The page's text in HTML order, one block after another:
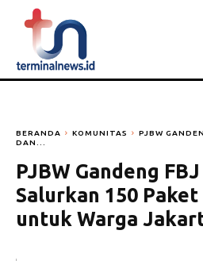
BERANDA KOMUNITAS
PJBW
DAN...
PJBW Gandeng
Salurkan 150 Paket
untuk Warga